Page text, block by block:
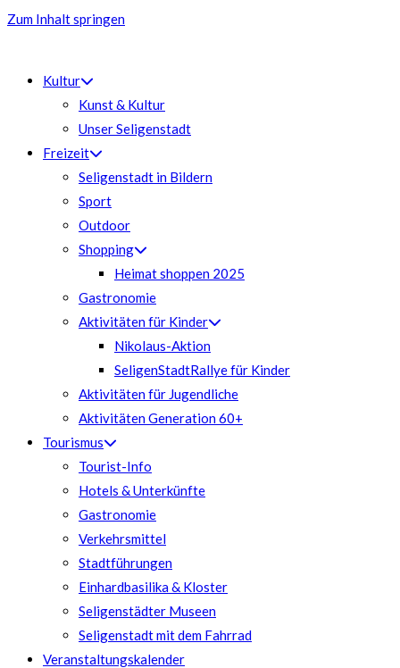
Zum Inhalt springen
Kultur
Kunst & Kultur
Unser Seligenstadt
Freizeit
Seligenstadt in Bildern
Sport
Outdoor
Shopping
Heimat shoppen 2025
Gastronomie
Aktivitäten für Kinder
Nikolaus-Aktion
SeligenStadtRallye für Kinder
Aktivitäten für Jugendliche
Aktivitäten Generation 60+
Tourismus
Tourist-Info
Hotels & Unterkünfte
Gastronomie
Verkehrsmittel
Stadtführungen
Einhardbasilika & Kloster
Seligenstädter Museen
Seligenstadt mit dem Fahrrad
Veranstaltungskalender